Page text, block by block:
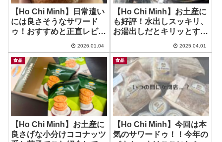
【Ho Chi Minh】日常遣い
には良さそうなサワード
ゥ！おすすめと正直レビュ
2026.01.04
【Ho Chi Minh】お土産に
も好評！水出しスッキリ、
お湯出しだとキリッとする
Jasmin Pearl Tea
2025.04.01
食品
【Ho Chi Minh】お土産に
良さげな小分けココナッツ
食品
【Ho Chi Minh】今回は本
気のサワードゥ！！今年の